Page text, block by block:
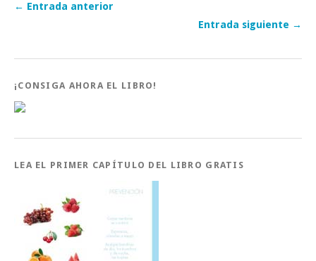
← Entrada anterior
Entrada siguiente →
¡CONSIGA AHORA EL LIBRO!
LEA EL PRIMER CAPÍTULO DEL LIBRO GRATIS